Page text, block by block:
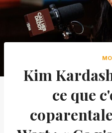
Kim
ce que